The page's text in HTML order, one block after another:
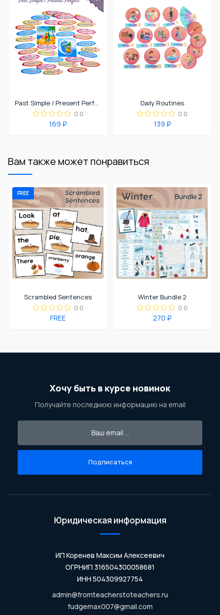
Past Simple / Present Perfect
0.0
169 ₽
Daily Routines
0.0
139 ₽
Вам также может понравиться
FREE
Scrambled Sentences
0.0
FREE
Winter Bundle 2
0.0
270 ₽
Хочу быть в курсе новинок
Получайте последнюю информацию на email
Подписаться
Юридическая информация
ИП Коренев Максим Алексеевич
ОГРНИП 316504300058681
ИНН 504309927754
admin@fromteacherstoteachers.ru
fudgemax007@gmail.com